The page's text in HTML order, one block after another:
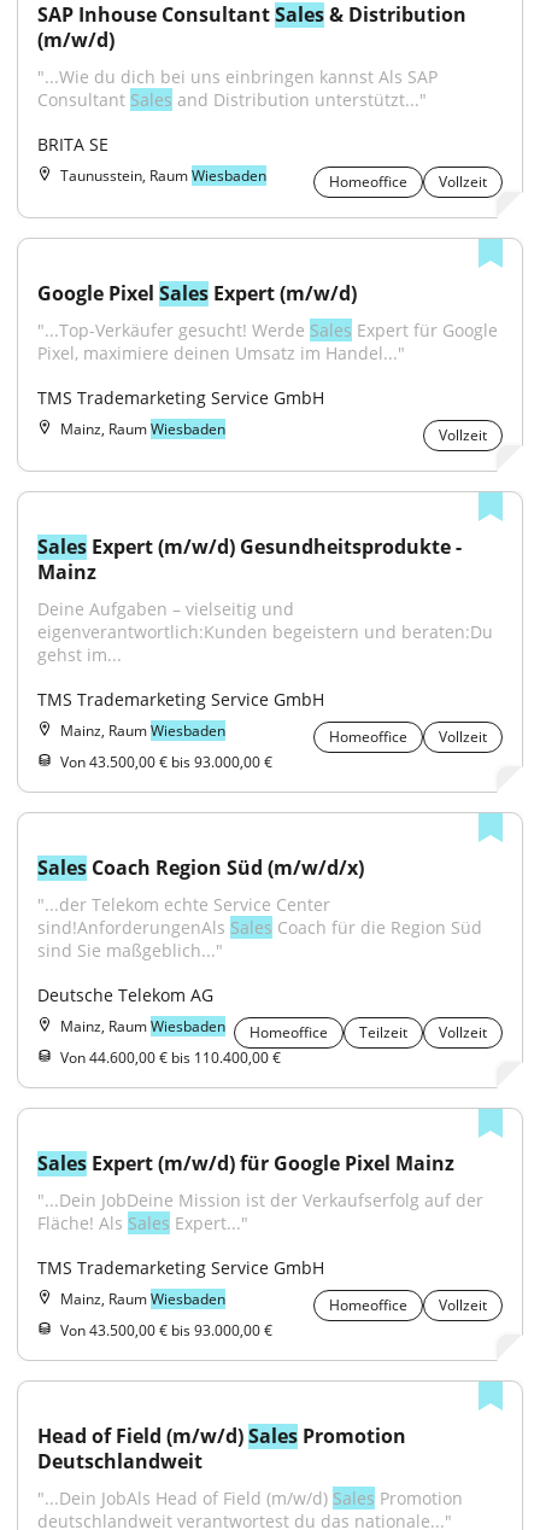
SAP Inhouse Consultant Sales & Distribution
(m/w/d)
"...Wie du dich bei uns einbringen kannst Als SAP
Consultant Sales and Distribution unterstützt..."
BRITA SE
Taunusstein, RaumWiesbaden Homeoffice Vollzeit
Google Pixel Sales Expert (m/w/d)
"...Top-Verkäufer gesucht! Werde Sales Expert für Google
Pixel, maximiere deinen Umsatz im Handel..."
TMS Trademarketing Service GmbH
Mainz, RaumWiesbaden Vollzeit
Sales Expert (m/w/d) Gesundheitsprodukte -
Mainz
Deine Aufgaben – vielseitig und
eigenverantwortlich:Kunden begeistern und beraten:Du
gehst im...
TMS Trademarketing Service GmbH
Mainz, RaumWiesbaden Homeoffice
Vollzeit
Von 43.500,00 € bis 93.000,00 €
Sales Coach Region Süd (m/w/d/x)
"...der Telekom echte Service Center
sind!AnforderungenAls Sales Coach für die Region Süd
sind Sie maßgeblich..."
Deutsche Telekom AG
Mainz, RaumWiesbaden Homeoffice Teilzeit
Vollzeit
Von 44.600,00 € bis 110.400,00 €
Sales Expert (m/w/d) für Google Pixel Mainz
"...Dein JobDeine Mission ist der Verkaufserfolg auf der
Fläche! Als Sales Expert..."
TMS Trademarketing Service GmbH
Mainz, RaumWiesbaden Homeoffice
Vollzeit
Von 43.500,00 € bis 93.000,00 €
Head of Field (m/w/d) Sales Promotion
Deutschlandweit
"...Dein JobAls Head of Field (m/w/d) Sales Promotion
deutschlandweit verantwortest du das nationale..."